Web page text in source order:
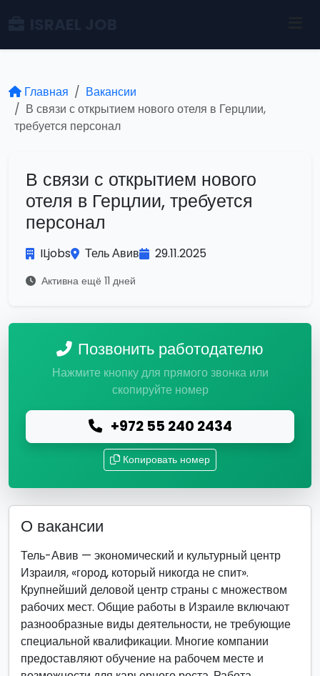
Главная
Вакансии
В связи с открытием нового отеля в Герцлии,
требуется персонал
В связи с открытием нового
отеля в Герцлии, требуется
персонал
ILjobs Тель Авив 29.11.2025
Активна ещё 11 дней
Позвонить работодателю
Нажмите кнопку для прямого звонка или
скопируйте номер
+972 55 240 2434
Копировать номер
О вакансии
Тель-Авив — экономический и культурный центр
Израиля, «город, который никогда не спит».
Крупнейший деловой центр страны с множеством
рабочих мест. Общие работы в Израиле включают
разнообразные виды деятельности, не требующие
специальной квалификации. Многие компании
предоставляют обучение на рабочем месте и